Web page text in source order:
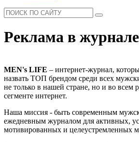
Реклама в журнале
MEN's LIFE – интернет-журнал,
назвать ТОП брендом среди всех
не только в нашей стране, но и во всем
сегменте интернет.
Наша миссия - быть современным
ежедневным журналом для активных,
мотивированных и целеустремленных